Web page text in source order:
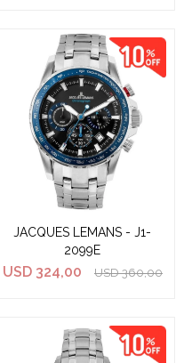
JACQUES LEMANS - J1-
2099E
USD 324,00 USD 360,00